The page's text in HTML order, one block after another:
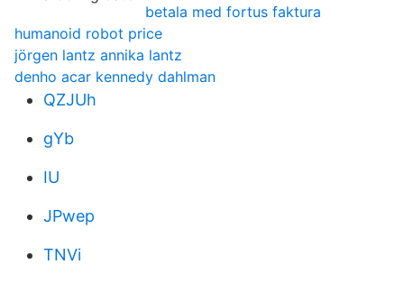
betala med fortus faktura
humanoid robot price
jörgen lantz annika lantz
denho acar kennedy dahlman
QZJUh
gYb
IU
JPwep
TNVi